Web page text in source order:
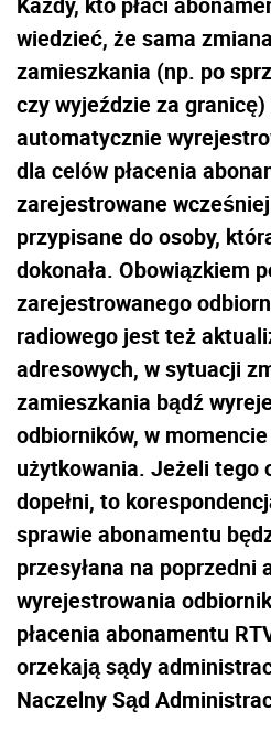
wiedzieć, że sama
zamieszkania (np. po
czy wyjeździe za
automatycznie
dla celów płacenia
zarejestrowane
przypisane do osoby,
dokonała. Obowiązkiem
zarejestrowanego
radiowego jest też
adresowych, w sytuacji
zamieszkania bądź
odbiorników, w
użytkowania. Jeżeli tego
dopełni, to
sprawie abonamentu
przesyłana na poprzedni
wyrejestrowania
płacenia abonamentu
orzekają sądy
Naczelny Sąd